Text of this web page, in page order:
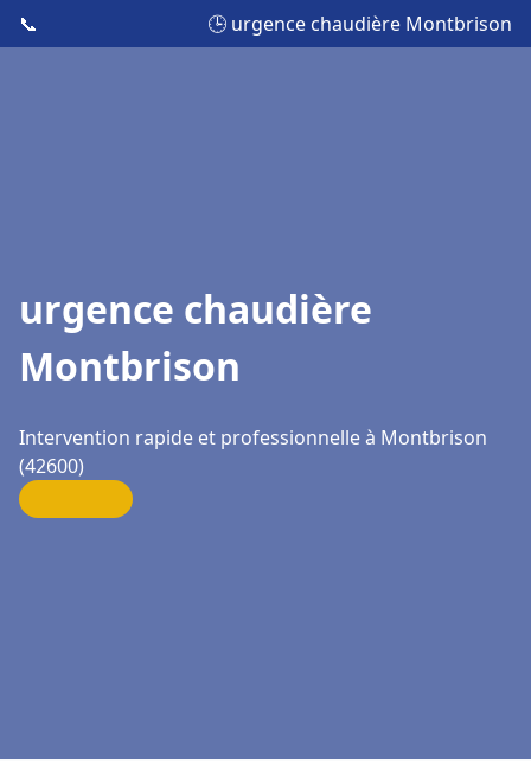
📞 🕒 urgence chaudière Montbrison
urgence chaudière
Montbrison
Intervention rapide et professionnelle à Montbrison
(42600)